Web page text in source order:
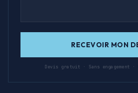
RECEVOIR MON
Devis gratuit · Sans engagement ·